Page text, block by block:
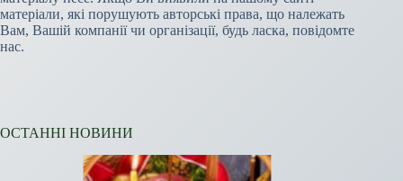
матеріали, які порушують авторські права, що належать
Вам, Вашій компанії чи організації, будь ласка, повідомте
нас.
ОСТАННІ НОВИНИ